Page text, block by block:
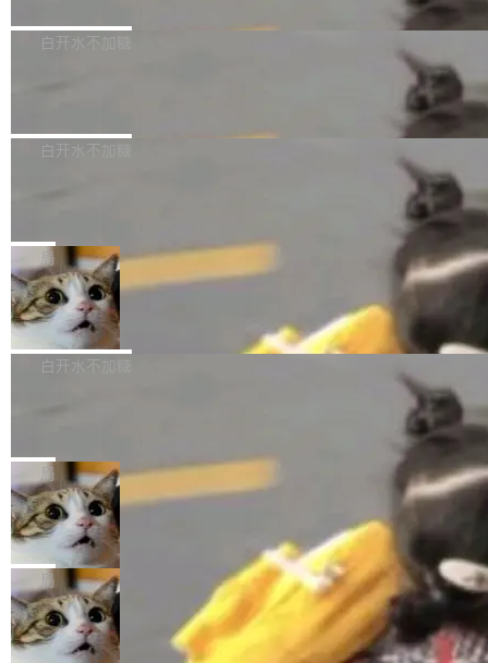
自研的多个文生3D和...
整性保护。效果是：吞吐量提升 41%，每 token
让语音识别不再只是听清，而是真正听懂。通过
w 不要求标准普通话，方言识别覆盖粤语、吴语
新和少量网页兼容性修复版本。 Changes/fixe
容提供的字体时出现的几个问题 为避免音频加
质的最低采样率）的音频格式将被拒绝 修复了 C
SS 圆角虚线样式中可能存在的问题 如果表单中
的图像元素不在同一个子树中，则它们将不再关
联 加...
白开水不加糖
发布的 Release Notes，他利用 AI 工具（如 Co
最强的若干项。对于尚未正式发版的 PG 19，则
通过拉取过去一年内（从 PG 18 Beta1 时间点
至今）的所有 commit，同样交由 AI 分析提炼。
经过人工复核，准确度令人满意。这一方法也为
社区爱好者提供了高效跟踪新版本的思路。
白开水不加糖
维护工作一直与我的日常工作、家务、社交生活
和休闲娱乐竞争时间。" 这是 libexpat 维护者 S
ebastian Pipping 写在博客里的话。8 月 4 日，
他宣布了一个新消息：从 2026 年 8 月 1 日起，
他可以全职维护 libexpat 了，最长 6 个月。发
库之一。你的操作系统、浏览器、无数的基础设
施软件，很可能都在用它。而过去十年，维护它
的人一直在用业余...
局
Firefox 153.0.3 发布
Firefox 153.0.3 现已发布，具体更新内容如
下： New Smart Window 包含多项增强功能：
gi?id=2019042">Bug&nbsp;2019042</a>）</l
i> <li>现在，助手可以直接使用 Exa 的网络搜索
结果回答问题，而无需将问题转交给搜索引擎。
（<a href="https://bugzilla.mozilla.org/show_
bug.cgi?id=204...
白开水不加糖
的 npm 包。项目的核心论点是：容器不适合 Ag
ent 计算。真正适合的，是 Isolate。 Cloudflare
工程师在这件事上没什么可谦虚的——他们用 W
orkers 跑了十年 Isolate。用 CEO Matthew Pri
nce 的话说：「我们一生都在用 Isolate 运行代
码，而 AI Agent 不需要容器，它们需要的是 Iso
late。」 容器为什么不合适 容器的问题在于启动
和销毁都太重了。一个 Agent 要执行的任务可能
局
OpenAI 公开邮件和聊天记录回应苹果
诉讼，称“Apple is getting this wron
g”
上个月，苹果一纸诉状把 OpenAI 告上法庭，指
控其挖角苹果前员工并窃取商业秘密。苹果的诉
状把 OpenAI 描述成一个系统性地从前东家挖
人、套取机密信息的对手。 OpenAI 没发律师
函，也没选择庭外沉默。它在官网贴了一篇博
局
HUAWEI MatePad Edge上架WorkBu
ddy鸿蒙PC版，说话就能干活的AI办公
全能AI工作台WorkBuddy鸿蒙PC版上架HUAWE